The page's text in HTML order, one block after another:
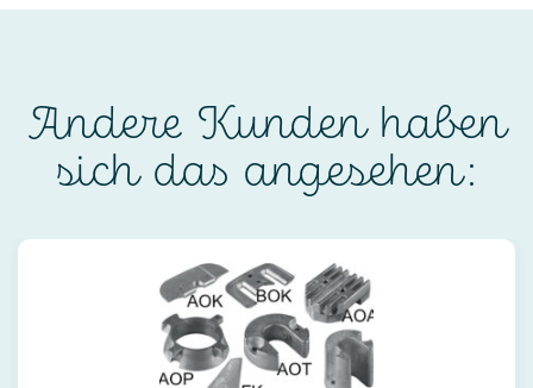
Andere Kunden haben
sich das angesehen: